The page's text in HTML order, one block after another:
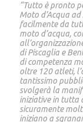
“Tutto è pronto
Moto d’Acqua
facilmente da
moto d’acqua,
di Piscaglia e
di competenza
oltre 120 atleti,
tantissimo
svolgerà la
iniziative in tutta
sicuramente
iniziano a